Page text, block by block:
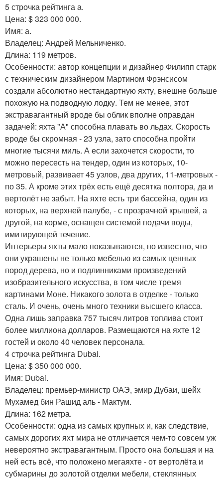
5 строчка рейтинга а.
Цена: $ 323 000 000.
Имя: а.
Владелец: Андрей Мельниченко.
Длина: 119 метров.
Особенности: автор концепции и дизайнер Филипп старк
с техническим дизайнером Мартином Фрэнсисом
создали абсолютно нестандартную яхту, внешне больше
похожую на подводную лодку. Тем не менее, этот
экстравагантный вроде бы облик вполне оправдан
задачей: яхта "А" способна плавать во льдах. Скорость
вроде бы скромная - 23 узла, зато способна пройти
многие тысячи миль. А если захочется скорости, то
можно пересесть на тендер, один из которых, 10-
метровый, развивает 45 узлов, два других, 11-метровых -
по 35. А кроме этих трёх есть ещё десятка полтора, да и
вертолёт не забыт. На яхте есть три бассейна, один из
которых, на верхней палубе, - с прозрачной крышей, а
другой, на корме, оснащен системой подачи воды,
имитирующей течение.
Интерьеры яхты мало показываются, но известно, что
они украшены не только мебелью из самых ценных
пород дерева, но и подлинниками произведений
изобразительного искусства, в том числе тремя
картинами Моне. Никакого золота в отделке - только
сталь. И очень, очень много техники высшего класса.
Одна лишь заправка 757 тысяч литров топлива стоит
более миллиона долларов. Размещаются на яхте 12
гостей и около 40 человек персонала.
4 строчка рейтинга Dubai.
Цена: $ 350 000 000.
Имя: Dubai.
Владелец: премьер-министр ОАЭ, эмир Дубаи, шейх
Мухамед бин Рашид аль - Мактум.
Длина: 162 метра.
Особенности: одна из самых крупных и, как следствие,
самых дорогих яхт мира не отличается чем-то совсем уж
невероятно экстравагантным. Просто она большая и на
ней есть всё, что положено мегаяхте - от вертолёта и
субмарины до золотой отделки мебели, стеклянных